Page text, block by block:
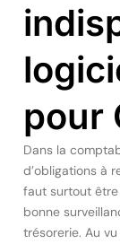
pour
Dans la
d’obligations à
faut surtout
bonne
trésorerie. Au